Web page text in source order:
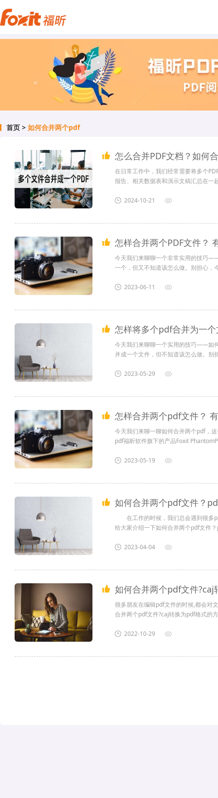
首页 > 如何合并两个pdf
怎么合并PDF文档？如何
在日常工作中，我们经常需要将多个
报告、相关数据表和演示文稿汇总在一
用福昕PDF阅读器合并PDF文档，可以
2024-10-21
怎样合并两个PDF文件？
今天我们来聊聊一个非常实用的技巧
一个，但又不知道该怎么做。别担心，
2023-06-11
怎样将多个pdf合并为一
今天我们来聊聊一个实用的技巧——如
并成一个文件，但不知道该怎么做。别
2023-05-29
怎样合并两个pdf文件？
今天我们来聊一聊如何合并两个pdf，
pdf福昕软件旗下的产品Foxit
2023-05-19
如何合并两个pdf文件？
在工作的时候，我们总会遇到很多
给大家介绍一下如何合并两个pdf文件
如何合并两个pdf文件？
2023-04-04
如何合并两个pdf文件
很多朋友在编辑pdf文件的时候,都会对
合并两个pdf文件?caj转换为pdf格式的
2022-10-29